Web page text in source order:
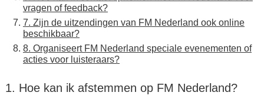
vragen of feedback?
7. Zijn de uitzendingen van FM Nederland ook online
beschikbaar?
8. Organiseert FM Nederland speciale evenementen of
acties voor luisteraars?
1. Hoe kan ik afstemmen op FM Nederland?